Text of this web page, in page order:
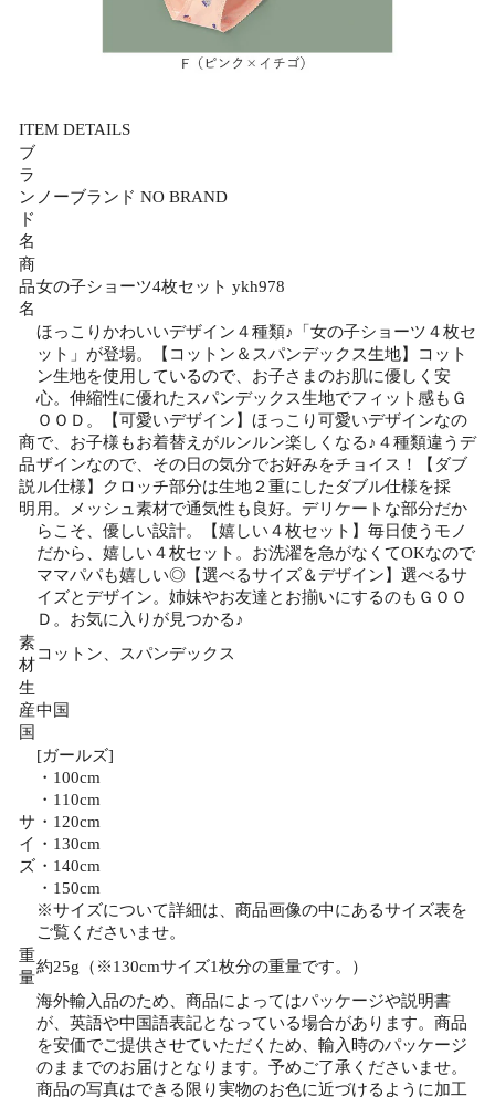
ITEM DETAILS
ブ
ラ
ン
ド
名
ノーブランド NO BRAND
商
品
名
女の子ショーツ4枚セット ykh978
商
品
説
明
ほっこりかわいいデザイン４種類♪「女の子ショーツ４枚セ
ット」が登場。【コットン＆スパンデックス生地】コット
ン生地を使用しているので、お子さまのお肌に優しく安
心。伸縮性に優れたスパンデックス生地でフィット感もＧ
ＯＯＤ。【可愛いデザイン】ほっこり可愛いデザインなの
で、お子様もお着替えがルンルン楽しくなる♪４種類違うデ
ザインなので、その日の気分でお好みをチョイス！【ダブ
ル仕様】クロッチ部分は生地２重にしたダブル仕様を採
用。メッシュ素材で通気性も良好。デリケートな部分だか
らこそ、優しい設計。【嬉しい４枚セット】毎日使うモノ
だから、嬉しい４枚セット。お洗濯を急がなくてOKなので
ママパパも嬉しい◎【選べるサイズ＆デザイン】選べるサ
イズとデザイン。姉妹やお友達とお揃いにするのもＧＯＯ
Ｄ。お気に入りが見つかる♪
素
材
コットン、スパンデックス
生
産
国
中国
サ
イ
ズ
[ガールズ]
・100cm
・110cm
・120cm
・130cm
・140cm
・150cm
※サイズについて詳細は、商品画像の中にあるサイズ表を
ご覧くださいませ。
重
量
約25g（※130cmサイズ1枚分の重量です。）
海外輸入品のため、商品によってはパッケージや説明書
が、英語や中国語表記となっている場合があります。商品
を安価でご提供させていただくため、輸入時のパッケージ
のままでのお届けとなります。予めご了承くださいませ。
商品の写真はできる限り実物のお色に近づけるように加工